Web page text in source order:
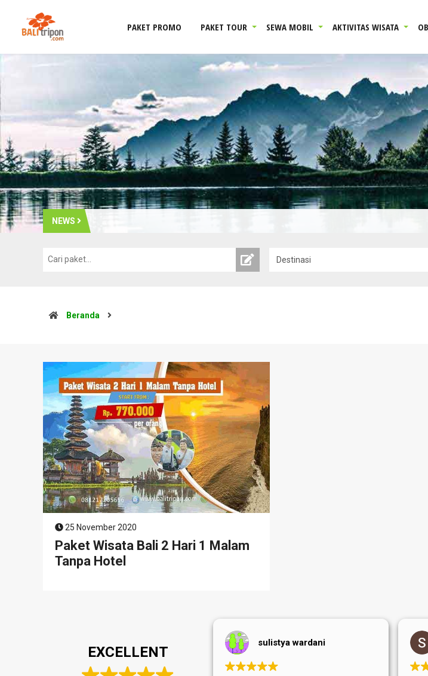
PAKET PROMO PAKET TOUR SEWA MOBIL AKTIVITAS WISATA
NEWS
Beranda
25 November 2020
Paket Wisata Bali 2 Hari 1 Malam
Tanpa Hotel
EXCELLENT
sulistya wardani